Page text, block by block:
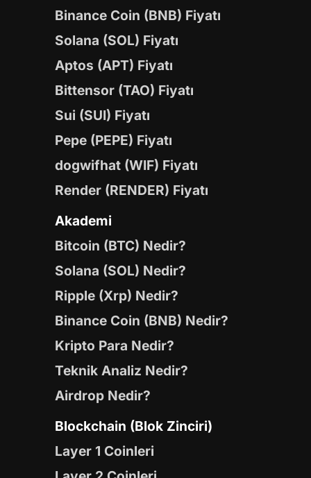
Binance Coin (BNB) Fiyatı
Solana (SOL) Fiyatı
Aptos (APT) Fiyatı
Bittensor (TAO) Fiyatı
Sui (SUI) Fiyatı
Pepe (PEPE) Fiyatı
dogwifhat (WIF) Fiyatı
Render (RENDER) Fiyatı
Akademi
Bitcoin (BTC) Nedir?
Solana (SOL) Nedir?
Ripple (Xrp) Nedir?
Binance Coin (BNB) Nedir?
Kripto Para Nedir?
Teknik Analiz Nedir?
Airdrop Nedir?
Blockchain (Blok Zinciri)
Layer 1 Coinleri